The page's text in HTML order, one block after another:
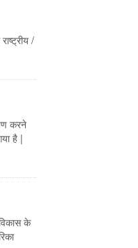
/
करने
है |
के